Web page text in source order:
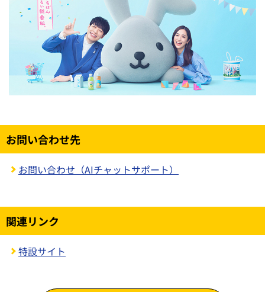
お問い合わせ先
お問い合わせ（AIチャットサポート）
関連リンク
特設サイト